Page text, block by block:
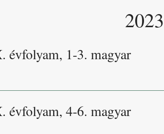
2023
évfolyam, 1-3. magyar
évfolyam, 4-6. magyar